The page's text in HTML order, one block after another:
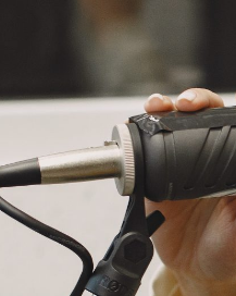
PROGRAM